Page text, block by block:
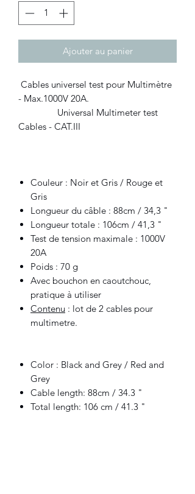
Ajouter au panier
Cables universel test pour Multimètre
- Max.1000V 20A.
Universal Multimeter test
Cables - CAT.III
Couleur : Noir et Gris / Rouge et
Gris
Longueur du câble : 88cm / 34,3 "
Longueur totale : 106cm / 41,3 "
Test de tension maximale : 1000V
20A
Poids : 70 g
Avec bouchon en caoutchouc,
pratique à utiliser
Contenu : lot de 2 cables pour
multimetre.
Color : Black and Grey / Red and
Grey
Cable length: 88cm / 34.3 "
Total length: 106 cm / 41.3 "